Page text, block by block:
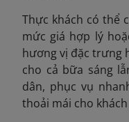
Thực khách có thể
mức giá hợp lý
hương vị đặc trưng
cho cả bữa sáng
dân, phục vụ
thoải mái cho